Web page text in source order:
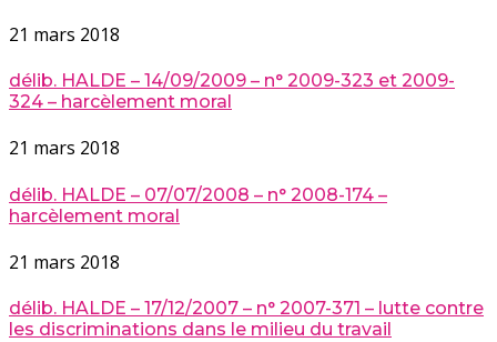
21 mars 2018
délib. HALDE – 14/09/2009 – n° 2009-323 et 2009-
324 – harcèlement moral
21 mars 2018
délib. HALDE – 07/07/2008 – n° 2008-174 –
harcèlement moral
21 mars 2018
délib. HALDE – 17/12/2007 – n° 2007-371 – lutte contre
les discriminations dans le milieu du travail